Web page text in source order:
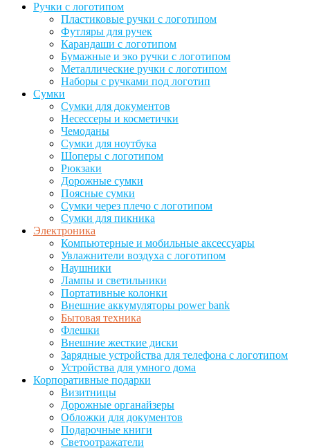
Ручки с логотипом
Пластиковые ручки с логотипом
Футляры для ручек
Карандаши с логотипом
Бумажные и эко ручки с логотипом
Металлические ручки с логотипом
Наборы с ручками под логотип
Сумки
Сумки для документов
Несессеры и косметички
Чемоданы
Сумки для ноутбука
Шоперы с логотипом
Рюкзаки
Дорожные сумки
Поясные сумки
Сумки через плечо с логотипом
Сумки для пикника
Электроника
Компьютерные и мобильные аксессуары
Увлажнители воздуха с логотипом
Наушники
Лампы и светильники
Портативные колонки
Внешние аккумуляторы power bank
Бытовая техника
Флешки
Внешние жесткие диски
Зарядные устройства для телефона с логотипом
Устройства для умного дома
Корпоративные подарки
Визитницы
Дорожные органайзеры
Обложки для документов
Подарочные книги
Светоотражатели